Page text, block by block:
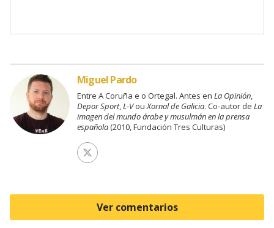
Miguel Pardo
Entre A Coruña e o Ortegal. Antes en La Opinión,
Depor Sport,L-VouXornal de Galicia. Co-autor de La
imagen del mundo árabe y musulmán en la prensa
española(2010, Fundación Tres Culturas)
Ver perfil de Twitter
Ver comentarios